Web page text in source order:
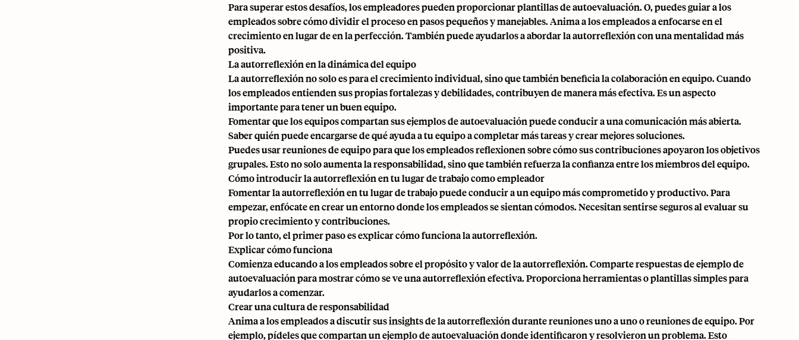
Para superar estos desafíos, los empleadores pueden proporcionar plantillas de autoevaluación. O, puedes guiar a los
empleados sobre cómo dividir el proceso en pasos pequeños y manejables. Anima a los empleados a enfocarse en el
crecimiento en lugar de en la perfección. También puede ayudarlos a abordar la autorreflexión con una mentalidad más
positiva.
La autorreflexión en la dinámica del equipo
La autorreflexión no solo es para el crecimiento individual, sino que también beneficia la colaboración en equipo. Cuando
los empleados entienden sus propias fortalezas y debilidades, contribuyen de manera más efectiva. Es un aspecto
importante para tener un buen equipo.
Fomentar que los equipos compartan sus ejemplos de autoevaluación puede conducir a una comunicación más abierta.
Saber quién puede encargarse de qué ayuda a tu equipo a completar más tareas y crear mejores soluciones.
Puedes usar reuniones de equipo para que los empleados reflexionen sobre cómo sus contribuciones apoyaron los objetivos
grupales. Esto no solo aumenta la responsabilidad, sino que también refuerza la confianza entre los miembros del equipo.
Cómo introducir la autorreflexión en tu lugar de trabajo como empleador
Fomentar la autorreflexión en tu lugar de trabajo puede conducir a un equipo más comprometido y productivo. Para
empezar, enfócate en crear un entorno donde los empleados se sientan cómodos. Necesitan sentirse seguros al evaluar su
propio crecimiento y contribuciones.
Por lo tanto, el primer paso es explicar cómo funciona la autorreflexión.
Explicar cómo funciona
Comienza educando a los empleados sobre el propósito y valor de la autorreflexión. Comparte respuestas de ejemplo de
autoevaluación para mostrar cómo se ve una autorreflexión efectiva. Proporciona herramientas o plantillas simples para
ayudarlos a comenzar.
Crear una cultura de responsabilidad
Anima a los empleados a discutir sus insights de la autorreflexión durante reuniones uno a uno o reuniones de equipo. Por
ejemplo, pídeles que compartan un ejemplo de autoevaluación donde identificaron y resolvieron un problema. Esto